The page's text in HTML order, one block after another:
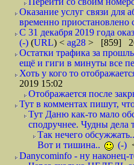
Оказание услуг связи
временно приостановлено
С 31 декабря 2019 года
(-) (URL) < ag28 > [859]
Остатки трафика за
ещё и гиги в минуты все
Хоть у кого то
2019 15:02
Отображается после
Тут в комментах пишут,
Тут Даню как-то мало
сподручнее. Чудны дела
Так нечего
Вот и тишина..
(-)
Danycominfo - ну наконец-